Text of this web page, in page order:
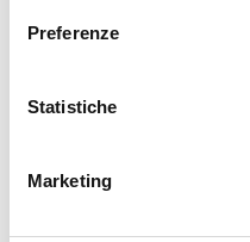
Preferenze
Statistiche
Marketing
Percorri più di
Guidi
Vuoi degli
Scegli gli